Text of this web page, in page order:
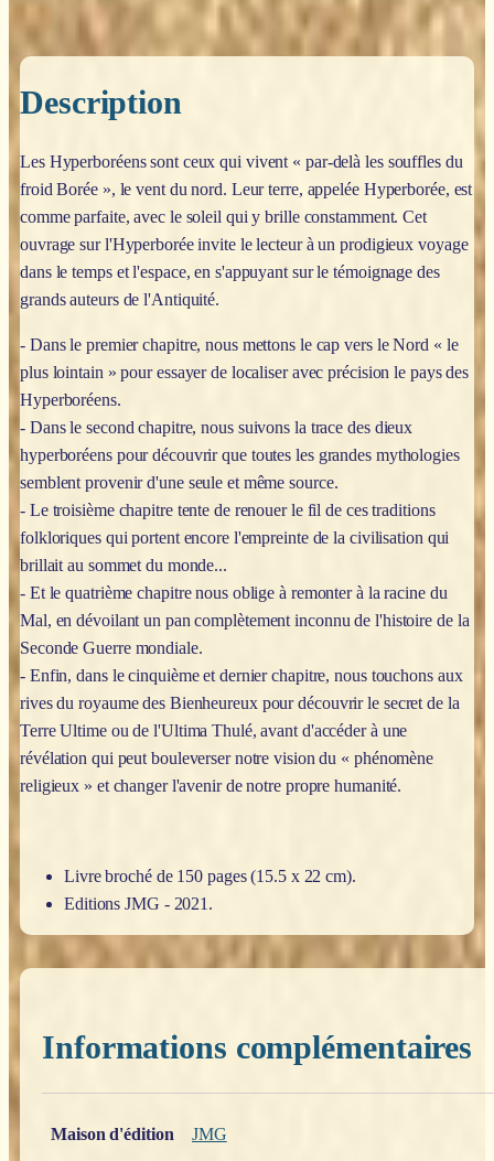
Description
Les Hyperboréens sont ceux qui vivent « par-delà les souffles du
froid Borée », le vent du nord. Leur terre, appelée Hyperborée, est
comme parfaite, avec le soleil qui y brille constamment. Cet
ouvrage sur l'Hyperborée invite le lecteur à un prodigieux voyage
dans le temps et l'espace, en s'appuyant sur le témoignage des
grands auteurs de l'Antiquité.
- Dans le premier chapitre, nous mettons le cap vers le Nord « le
plus lointain » pour essayer de localiser avec précision le pays des
Hyperboréens.
- Dans le second chapitre, nous suivons la trace des dieux
hyperboréens pour découvrir que toutes les grandes mythologies
semblent provenir d'une seule et même source.
- Le troisième chapitre tente de renouer le fil de ces traditions
folkloriques qui portent encore l'empreinte de la civilisation qui
brillait au sommet du monde...
- Et le quatrième chapitre nous oblige à remonter à la racine du
Mal, en dévoilant un pan complètement inconnu de l'histoire de la
Seconde Guerre mondiale.
- Enfin, dans le cinquième et dernier chapitre, nous touchons aux
rives du royaume des Bienheureux pour découvrir le secret de la
Terre Ultime ou de l'Ultima Thulé, avant d'accéder à une
révélation qui peut bouleverser notre vision du « phénomène
religieux » et changer l'avenir de notre propre humanité.
Livre broché de 150 pages (15.5 x 22 cm).
Editions JMG - 2021.
Informations complémentaires
Maison d'édition
JMG